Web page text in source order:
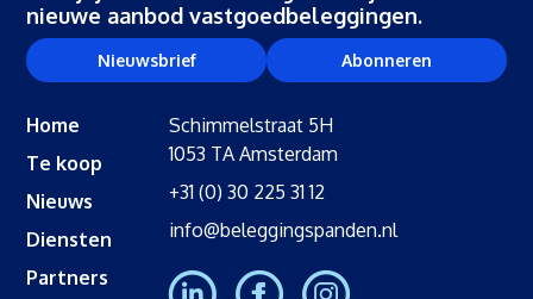
nieuwe aanbod vastgoedbeleggingen.
Nieuwsbrief Abonneren
Home
Te koop
Nieuws
Diensten
Partners
Schimmelstraat 5H
1053 TA Amsterdam
+31 (0) 30 225 31 12
info@beleggingspanden.nl